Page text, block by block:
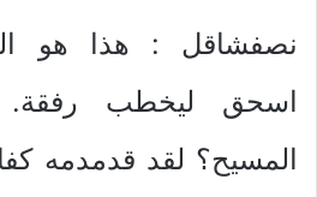
نصفشاقل : هذا هو
اسحق ليخطب رفقة.
المسيح؟ لقد قدمدمه